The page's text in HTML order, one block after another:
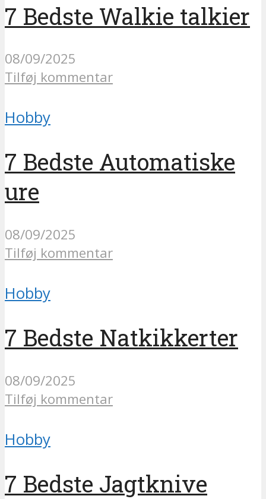
7 Bedste Walkie talkier
08/09/2025
Tilføj kommentar
Hobby
7 Bedste Automatiske
ure
08/09/2025
Tilføj kommentar
Hobby
7 Bedste Natkikkerter
08/09/2025
Tilføj kommentar
Hobby
7 Bedste Jagtknive